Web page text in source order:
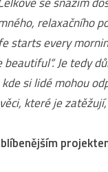
relaxačního
starts every
beautiful“. Je tedy
si lidé mohou
které je